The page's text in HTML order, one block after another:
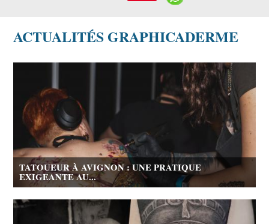
ACTUALITÉS GRAPHICADERME
TATOUEUR À AVIGNON : UNE PRATIQUE
EXIGEANTE AU...